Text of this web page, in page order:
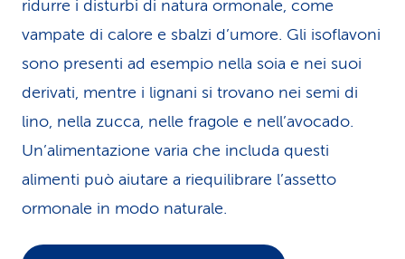
ridurre i disturbi di natura ormonale, come
vampate di calore e sbalzi d’umore. Gli isoflavoni
sono presenti ad esempio nella soia e nei suoi
derivati, mentre i lignani si trovano nei semi di
lino, nella zucca, nelle fragole e nell’avocado.
Un’alimentazione varia che includa questi
alimenti può aiutare a riequilibrare l’assetto
ormonale in modo naturale.